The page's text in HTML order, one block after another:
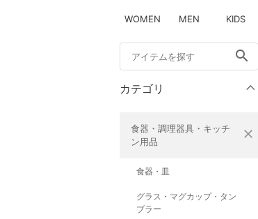
WOMEN MEN KIDS
search
カテゴリ
食器・調理器具・キッチ
ン用品
close
食器・皿
グラス・マグカップ・タン
ブラー